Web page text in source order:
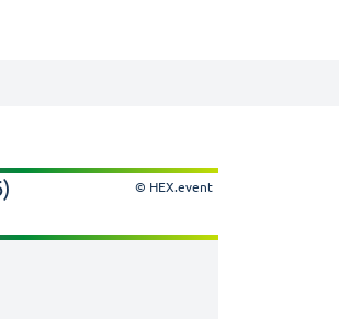
© HEX.event